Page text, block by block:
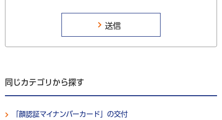
同じカテゴリから探す
「顔認証マイナンバーカード」の交付